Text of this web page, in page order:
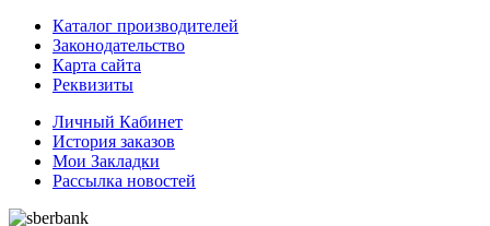
Каталог производителей
Законодательство
Карта сайта
Реквизиты
Личный Кабинет
История заказов
Мои Закладки
Рассылка новостей